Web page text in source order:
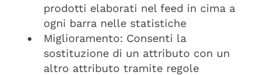
prodotti elaborati nel feed in cima a
ogni barra nelle statistiche
Miglioramento: Consenti la
sostituzione di un attributo con un
altro attributo tramite regole